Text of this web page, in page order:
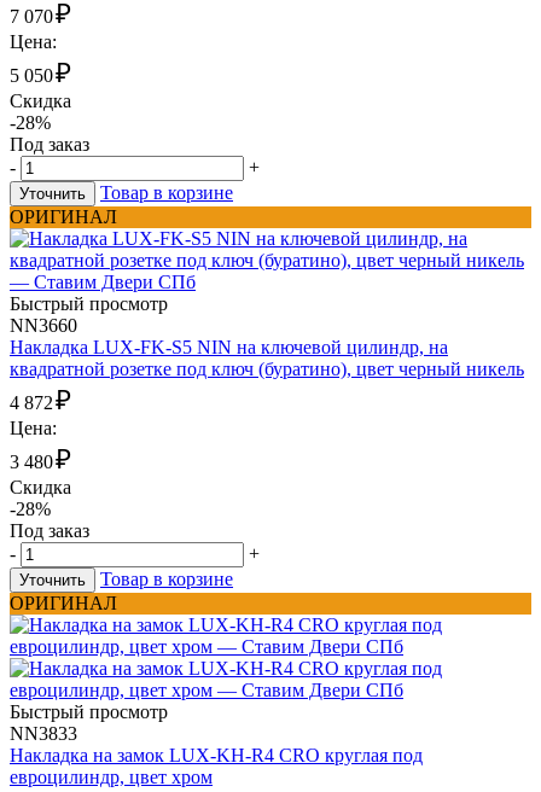
7 070₽
Цена:
5 050₽
Скидка
-28%
Под заказ
-
+
Уточнить
Товар в корзине
ОРИГИНАЛ
Быстрый просмотр
NN3660
Накладка LUX-FK-S5 NIN на ключевой цилиндр, на
квадратной розетке под ключ (буратино), цвет черный никель
4 872₽
Цена:
3 480₽
Скидка
-28%
Под заказ
-
+
Уточнить
Товар в корзине
ОРИГИНАЛ
Быстрый просмотр
NN3833
Накладка на замок LUX-KH-R4 CRO круглая под
евроцилиндр, цвет хром